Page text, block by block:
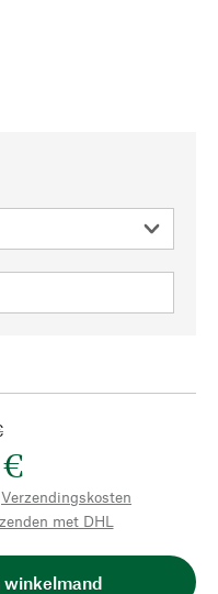
Verzendingskosten
met DHL
winkelmand